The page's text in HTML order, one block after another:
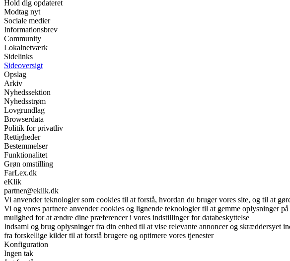
Hold dig opdateret
Modtag nyt
Sociale medier
Informationsbrev
Community
Lokalnetværk
Sidelinks
Sideoversigt
Opslag
Arkiv
Nyhedssektion
Nyhedsstrøm
Lovgrundlag
Browserdata
Politik for privatliv
Rettigheder
Bestemmelser
Funktionalitet
Grøn omstilling
FarLex.dk
eKlik
partner@eklik.dk
Vi anvender teknologier som cookies til at forstå, hvordan du bruger vores site, og til at
Vi og vores partnere anvender cookies og lignende teknologier til at gemme oplysninger
mulighed for at ændre dine præferencer i vores indstillinger for databeskyttelse
Indsaml og brug oplysninger fra din enhed til at vise relevante annoncer og skræddersyet
fra forskellige kilder til at forstå brugere og optimere vores tjenester
Konfiguration
Ingen tak